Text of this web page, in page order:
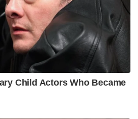
Child Actors Who Became